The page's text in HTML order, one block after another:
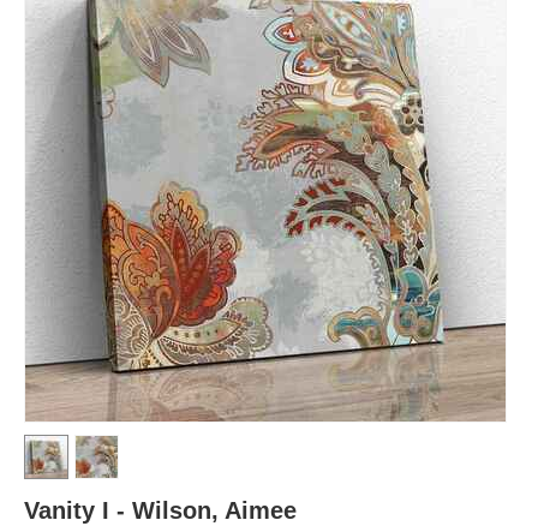
Vanity I - Wilson, Aimee